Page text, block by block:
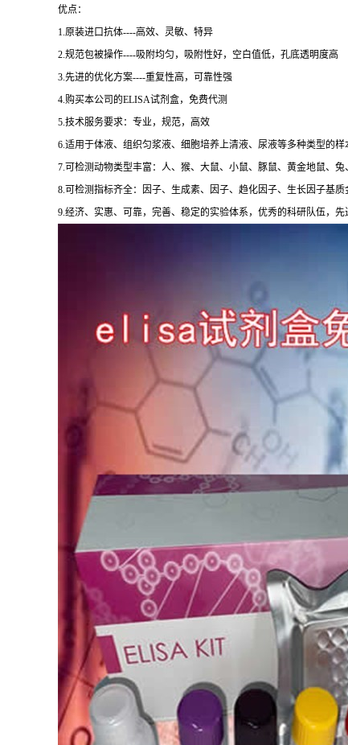
优点：
1.原装进口抗体----高效、灵敏、特异
2.规范包被操作----吸附均匀，吸附性好，空白值低，孔底透明度高
3.先进的优化方案----重复性高，可靠性强
4.购买本公司的ELISA试剂盒，免费代测
5.技术服务要求：专业，规范，高效
6.适用于体液、组织匀浆液、细胞培养上清液、尿液等多种类型的样
7.可检测动物类型丰富：人、猴、大鼠、小鼠、豚鼠、黄金地鼠、
8.可检测指标齐全：因子、生成素、因子、趋化因子、生长因子基质
9.经济、实惠、可靠，完善、稳定的实验体系，优秀的科研队伍，